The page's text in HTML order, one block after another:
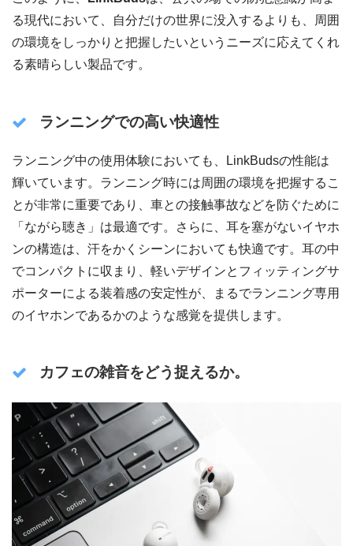
る現代において、自分だけの世界に没入するよりも、周囲
の環境をしっかりと把握したいというニーズに応えてくれ
る素晴らしい製品です。
ランニングでの高い快適性
ランニング中の使用体験においても、LinkBudsの性能は
輝いています。ランニング時には周囲の環境を把握するこ
とが非常に重要であり、車との接触事故などを防ぐために
「ながら聴き」は最適です。さらに、耳を塞がないイヤホ
ンの構造は、汗をかくシーンにおいても快適です。耳の中
でコンパクトに収まり、軽いデザインとフィッティングサ
ポーターによる装着感の安定性が、まるでランニング専用
のイヤホンであるかのような感覚を提供します。
カフェの雑音をどう捉えるか。